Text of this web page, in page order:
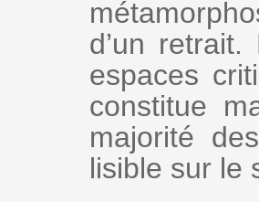
d’un
espaces
constitue
majorité
lisible sur le